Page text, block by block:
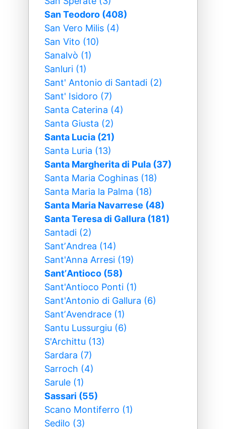
San Teodoro (408)
San Vero Milis (4)
San Vito (10)
Sanalvò (1)
Sanluri (1)
Sant' Antonio di Santadi (2)
Sant' Isidoro (7)
Santa Caterina (4)
Santa Giusta (2)
Santa Lucia (21)
Santa Luria (13)
Santa Margherita di Pula (37)
Santa Maria Coghinas (18)
Santa Maria la Palma (18)
Santa Maria Navarrese (48)
Santa Teresa di Gallura (181)
Santadi (2)
SantʼAndrea (14)
Sant'Anna Arresi (19)
SantʼAntioco (58)
Sant'Antioco Ponti (1)
Sant'Antonio di Gallura (6)
SantʼAvendrace (1)
Santu Lussurgiu (6)
S'Archittu (13)
Sardara (7)
Sarroch (4)
Sarule (1)
Sassari (55)
Scano Montiferro (1)
Sedilo (3)